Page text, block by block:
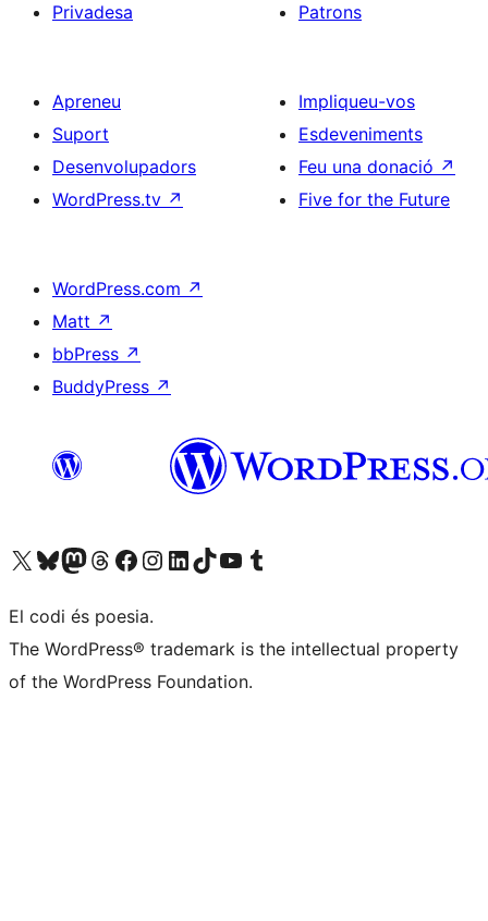
Privadesa
Patrons
Apreneu
Suport
Desenvolupadors
WordPress.tv ↗
Impliqueu-vos
Esdeveniments
Feu una donació ↗
Five for the Future
WordPress.com ↗
Matt ↗
bbPress ↗
BuddyPress ↗
Visiteu el nostre compte X (abans Twitter)
Visiteu el nostre compte de Bluesky
Visiteu el nostre compte al Mastodon
Visiteu el nostre compte de Threads
Visiteu la nostra pàgina al Facebook
Visiteu el nostre compte d'Instagram
Visiteu el nostre compte de LinkedIn
Visiteu el nostre compte de TikTok
Visiteu el nostre canal al YouTube
Visiteu el nostre compte de Tumblr
El codi és poesia.
The WordPress® trademark is the intellectual property
of the WordPress Foundation.